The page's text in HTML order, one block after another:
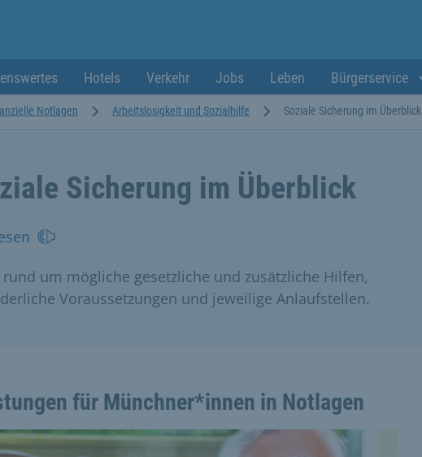
Hotels Verkehr Jobs Leben Bürgerservice
Notlagen Arbeitslosigkeit und Sozialhilfe Soziale Sicherung im Überblick
Sicherung im Überblick
rund um mögliche gesetzliche und zusätzliche Hilfen,
Voraussetzungen und jeweilige Anlaufstellen.
für Münchner*innen in Notlagen